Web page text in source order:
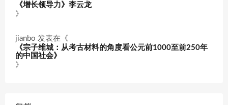
《增长领导力》李云龙
》
jianbo 发表在《
《宗子维城：从考古材料的角度看公元前1000至前250年
的中国社会》
》